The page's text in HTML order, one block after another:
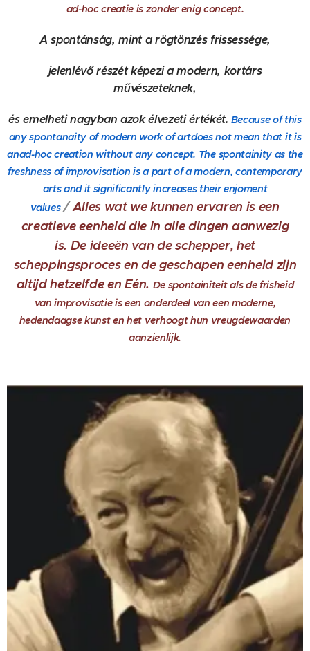
ad-hoc creatie is zonder enig concept.
A spontánság, mint a rögtönzés frissessége,
jelenlévő részét képezi a modern, kortárs
művészeteknek,
és emelheti nagyban azok élvezeti értékét. Because of this
any spontanaity of modern work of artdoes not mean that it is
anad-hoc creation without any concept. The spontainity as the
freshness of improvisation is a part of a modern, contemporary
arts and it significantly increases their enjoment
values /Alles wat we kunnen ervaren is een
creatieve eenheid die in alle dingen aanwezig
is. De ideeën van de schepper, het
scheppingsproces en de geschapen eenheid zijn
altijd hetzelfde en Eén. De spontainiteit als de frisheid
van improvisatie is een onderdeel van een moderne,
hedendaagse kunst en het verhoogt hun vreugdewaarden
aanzienlijk.